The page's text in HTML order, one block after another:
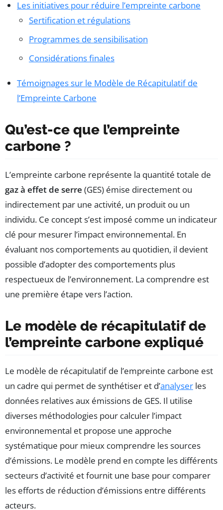
Les initiatives pour réduire l’empreinte carbone
Sertification et régulations
Programmes de sensibilisation
Considérations finales
Témoignages sur le Modèle de Récapitulatif de
l’Empreinte Carbone
Qu’est-ce que l’empreinte
carbone ?
L’empreinte carbone représente la quantité totale de
gaz à effet de serre (GES) émise directement ou
indirectement par une activité, un produit ou un
individu. Ce concept s’est imposé comme un indicateur
clé pour mesurer l’impact environnemental. En
évaluant nos comportements au quotidien, il devient
possible d’adopter des comportements plus
respectueux de l’environnement. La comprendre est
une première étape vers l’action.
Le modèle de récapitulatif de
l’empreinte carbone expliqué
Le modèle de récapitulatif de l’empreinte carbone est
un cadre qui permet de synthétiser et d’analyser les
données relatives aux émissions de GES. Il utilise
diverses méthodologies pour calculer l’impact
environnemental et propose une approche
systématique pour mieux comprendre les sources
d’émissions. Le modèle prend en compte les différents
secteurs d’activité et fournit une base pour comparer
les efforts de réduction d’émissions entre différents
acteurs.